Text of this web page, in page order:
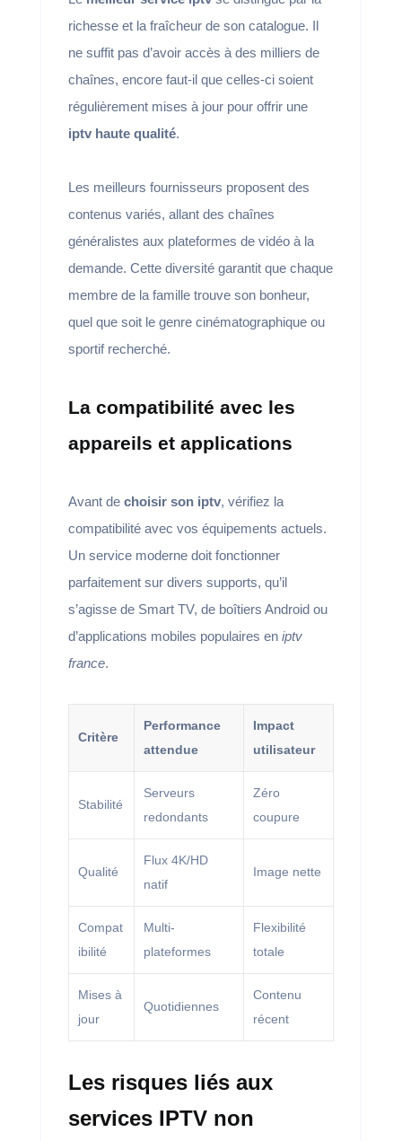
richesse et la fraîcheur de son catalogue. Il
ne suffit pas d’avoir accès à des milliers de
chaînes, encore faut-il que celles-ci soient
régulièrement mises à jour pour offrir une
iptv haute qualité.
Les meilleurs fournisseurs proposent des
contenus variés, allant des chaînes
généralistes aux plateformes de vidéo à la
demande. Cette diversité garantit que chaque
membre de la famille trouve son bonheur,
quel que soit le genre cinématographique ou
sportif recherché.
La compatibilité avec les
appareils et applications
Avant de choisir son iptv, vérifiez la
compatibilité avec vos équipements actuels.
Un service moderne doit fonctionner
parfaitement sur divers supports, qu’il
s’agisse de Smart TV, de boîtiers Android ou
d’applications mobiles populaires en iptv
france.
Critère
Performance
attendue
Impact
utilisateur
Stabilité
Serveurs
redondants
Zéro
coupure
Qualité
Flux 4K/HD
natif
Image nette
Compat
ibilité
Multi-
plateformes
Flexibilité
totale
Mises à
jour
Quotidiennes
Contenu
récent
Les risques liés aux
services IPTV non